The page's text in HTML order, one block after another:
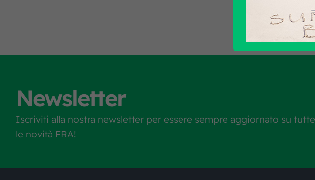
Newsletter
Iscriviti alla nostra newsletter per essere sempre aggiornato su tutte
le novità FRA!